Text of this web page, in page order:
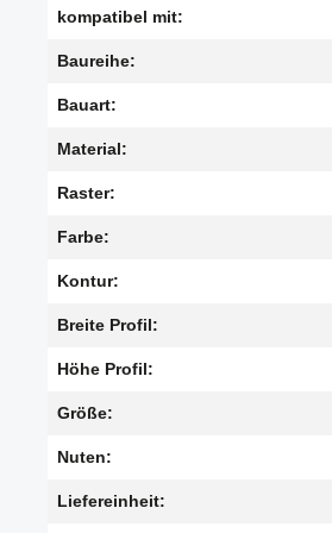
kompatibel mit:
Baureihe:
Bauart:
Material:
Raster:
Farbe:
Kontur:
Breite Profil:
Höhe Profil:
Größe:
Nuten:
Liefereinheit: